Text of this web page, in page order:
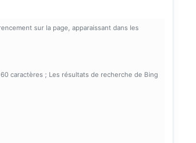
sur la page, apparaissant dans les
caractères ; Les résultats de recherche de Bing